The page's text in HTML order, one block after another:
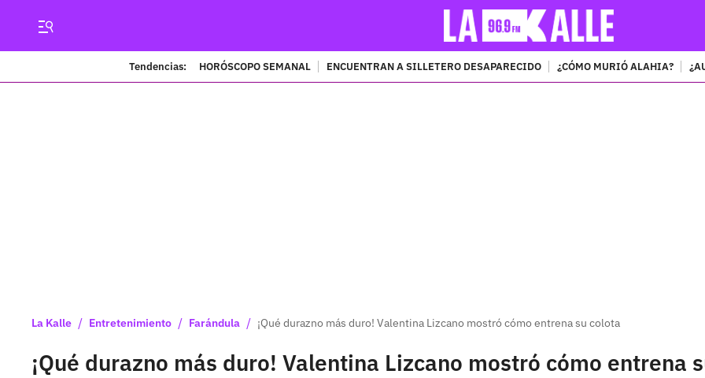
Tendencias: HORÓSCOPO SEMANAL ENCUENTRAN A SILLETERO DESAPARECIDO ¿CÓMO MURIÓ ALAHIA?
La Kalle / Entretenimiento / Farándula / ¡Qué durazno más duro! Valentina Lizcano mostró cómo entrena su colota
¡Qué durazno más duro! Valentina Lizcano mostró cómo entrena